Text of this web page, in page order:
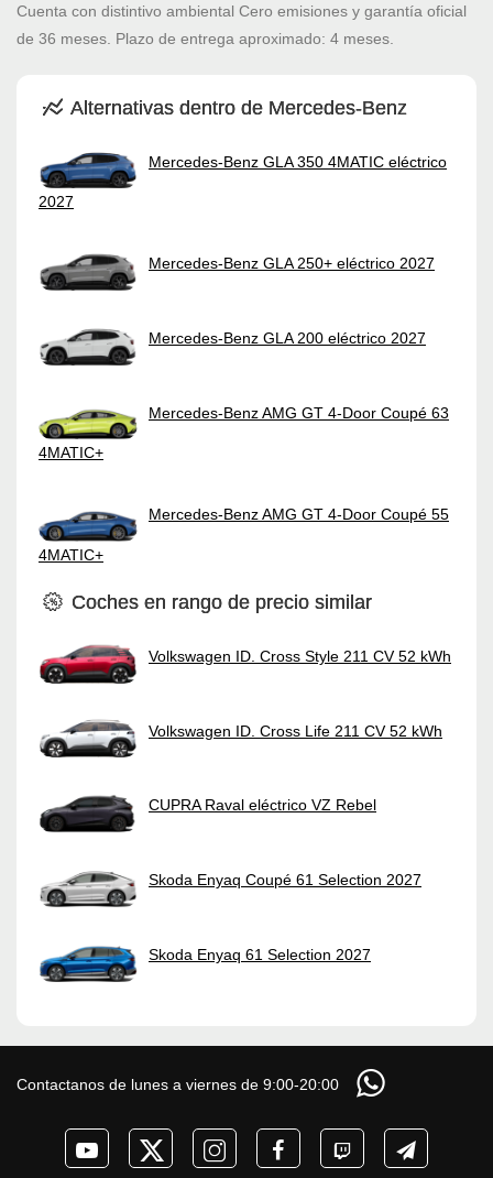
Cuenta con distintivo ambiental Cero emisiones y garantía oficial
de 36 meses. Plazo de entrega aproximado: 4 meses.
Alternativas dentro de Mercedes-Benz
Mercedes-Benz GLA 350 4MATIC eléctrico
2027
Mercedes-Benz GLA 250+ eléctrico 2027
Mercedes-Benz GLA 200 eléctrico 2027
Mercedes-Benz AMG GT 4-Door Coupé 63
4MATIC+
Mercedes-Benz AMG GT 4-Door Coupé 55
4MATIC+
Coches en rango de precio similar
Volkswagen ID. Cross Style 211 CV 52 kWh
Volkswagen ID. Cross Life 211 CV 52 kWh
CUPRA Raval eléctrico VZ Rebel
Skoda Enyaq Coupé 61 Selection 2027
Skoda Enyaq 61 Selection 2027
Contactanos de lunes a viernes de 9:00-20:00